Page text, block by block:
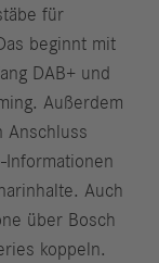
für
beginnt mit
DAB+ und
Außerdem
Anschluss
Informationen
Auch
über Bosch
koppeln.